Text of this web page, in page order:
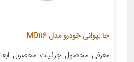
جا لیوانی خودرو مدل MD116